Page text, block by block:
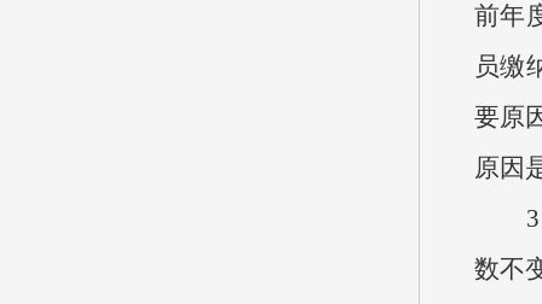
前年
员缴
要原
原因
3、
数不